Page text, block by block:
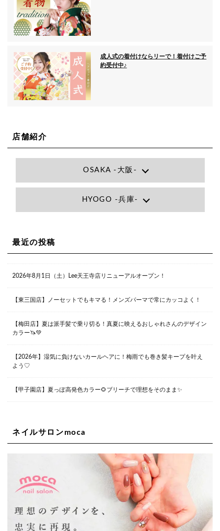
成人式の着付けならリーで！着付けご予
約受付中♪
店舗紹介
OSAKA -大阪-
Lee大阪店
大阪府大阪市北区小松原町1-27梅田エビスビル7F
Lee京橋店
大阪府大阪市都島区東野田町２丁目９－２３ 晃進ビル2F
06-6563-9091
Lee四ツ橋店
ｓａｎｔビルＢ１Ｆ
06-6537-9791
Lee上新庄Vita店
大阪市東淀川区瑞光1-4-1 カサデルドイ 2F
06-6195-3667
HYOGO -兵庫-
兵庫県西宮市甲子園九番町1-2 フラットライフワーク1F
最近の投稿
2026年8月1日（土）Lee天王寺店リニューアルオープン！
【東三国店】ノーセットでもキマる！メンズパーマで常にカッコよく！
【梅田店】夏は派手髪で乗り切る！真夏に映えるおしゃれさんのデザイン
カラー🦄💚
【2026年】湿気に負けないカールヘアに！梅雨でも巻き髪キープを叶え
よう♡
【甲子園店】夏っぽ高発色カラー🌻ブリーチで理想をそのまま✨
ネイルサロンmoca